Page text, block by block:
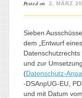
Posted on 2. MÄRZ
Sieben
dem „Entwurf
und zur
(Datenschutz-
-DSAnpUG-EU,
und mit Datum